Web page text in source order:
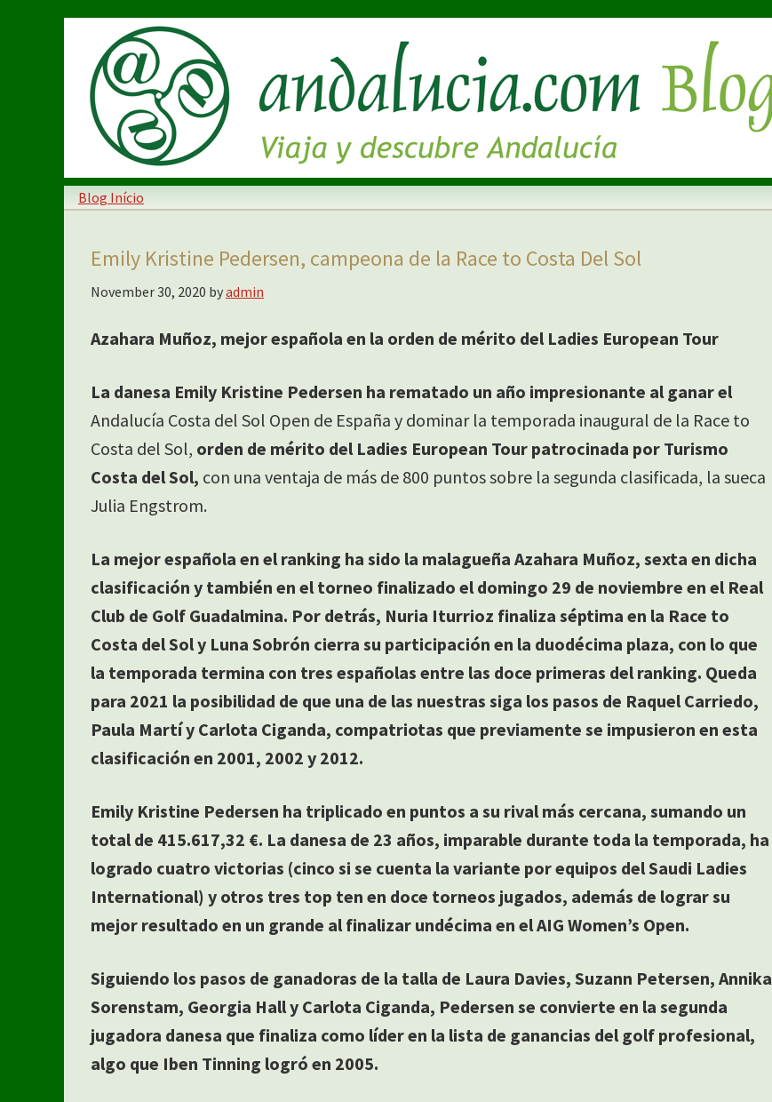
Blog Início
Emily Kristine Pedersen, campeona de la Race to Costa Del Sol
November 30, 2020 byadmin
Azahara Muñoz, mejor española en la orden de mérito del Ladies European Tour
La danesa Emily Kristine Pedersen ha rematado un año impresionante al ganar el
Andalucía Costa del Sol Open de España y dominar la temporada inaugural de la Race to
Costa del Sol, orden de mérito del Ladies European Tour patrocinada por Turismo
Costa del Sol, con una ventaja de más de 800 puntos sobre la segunda clasificada, la sueca
Julia Engstrom.
La mejor española en el ranking ha sido la malagueña Azahara Muñoz, sexta en dicha
clasificación y también en el torneo finalizado el domingo 29 de noviembre en el Real
Club de Golf Guadalmina. Por detrás, Nuria Iturrioz finaliza séptima en la Race to
Costa del Sol y Luna Sobrón cierra su participación en la duodécima plaza, con lo que
la temporada termina con tres españolas entre las doce primeras del ranking. Queda
para 2021 la posibilidad de que una de las nuestras siga los pasos de Raquel Carriedo,
Paula Martí y Carlota Ciganda, compatriotas que previamente se impusieron en esta
clasificación en 2001, 2002 y 2012.
Emily Kristine Pedersen ha triplicado en puntos a su rival más cercana, sumando un
total de 415.617,32 €. La danesa de 23 años, imparable durante toda la temporada, ha
logrado cuatro victorias (cinco si se cuenta la variante por equipos del Saudi Ladies
International) y otros tres top ten en doce torneos jugados, además de lograr su
mejor resultado en un grande al finalizar undécima en el AIG Women’s Open.
Siguiendo los pasos de ganadoras de la talla de Laura Davies, Suzann Petersen, Annika
Sorenstam, Georgia Hall y Carlota Ciganda, Pedersen se convierte en la segunda
jugadora danesa que finaliza como líder en la lista de ganancias del golf profesional,
algo que Iben Tinning logró en 2005.